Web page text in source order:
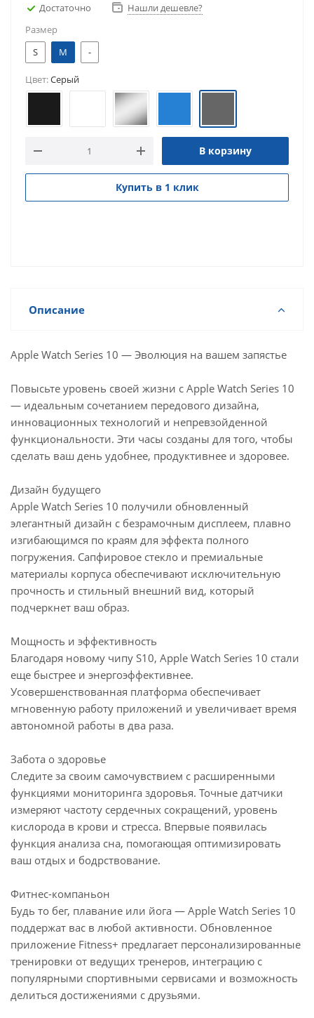
Достаточно
Нашли дешевле?
Размер
S
M -
Цвет:Серый
В корзину
Купить в 1 клик
Описание
Apple Watch Series 10 — Эволюция на вашем запястье
Повысьте уровень своей жизни с Apple Watch Series 10
— идеальным сочетанием передового дизайна,
инновационных технологий и непревзойденной
функциональности. Эти часы созданы для того, чтобы
сделать ваш день удобнее, продуктивнее и здоровее.
Дизайн будущего
Apple Watch Series 10 получили обновленный
элегантный дизайн с безрамочным дисплеем, плавно
изгибающимся по краям для эффекта полного
погружения. Сапфировое стекло и премиальные
материалы корпуса обеспечивают исключительную
прочность и стильный внешний вид, который
подчеркнет ваш образ.
Мощность и эффективность
Благодаря новому чипу S10, Apple Watch Series 10 стали
еще быстрее и энергоэффективнее.
Усовершенствованная платформа обеспечивает
мгновенную работу приложений и увеличивает время
автономной работы в два раза.
Забота о здоровье
Следите за своим самочувствием с расширенными
функциями мониторинга здоровья. Точные датчики
измеряют частоту сердечных сокращений, уровень
кислорода в крови и стресса. Впервые появилась
функция анализа сна, помогающая оптимизировать
ваш отдых и бодрствование.
Фитнес-компаньон
Будь то бег, плавание или йога — Apple Watch Series 10
поддержат вас в любой активности. Обновленное
приложение Fitness+ предлагает персонализированные
тренировки от ведущих тренеров, интеграцию с
популярными спортивными сервисами и возможность
делиться достижениями с друзьями.